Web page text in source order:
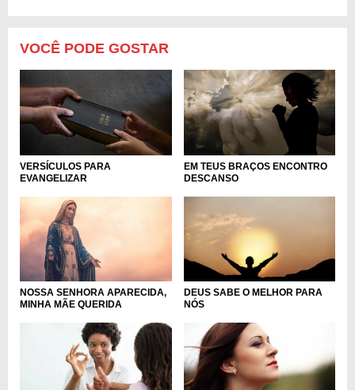
VOCÊ PODE GOSTAR
VERSÍCULOS PARA
EVANGELIZAR
EM TEUS BRAÇOS ENCONTRO
DESCANSO
NOSSA SENHORA APARECIDA,
MINHA MÃE QUERIDA
DEUS SABE O MELHOR PARA
NÓS